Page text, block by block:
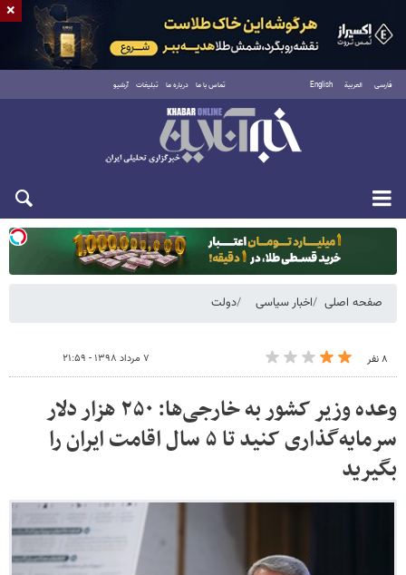
فارسی العربية English تماس با ما درباره ما تبلیغات آرشیو
یکشنبه ۱۸ مرداد ۱۴۰۵
صفحه اصلی اخبار سیاسی دولت
۸ نفر ۷ مرداد ۱۳۹۸ - ۲۱:۵۹
وعده وزیر کشور به خارجی‌ها: ۲۵۰ هزار دلار
سرمایه‌گذاری کنید تا ۵ سال اقامت ایران را
بگیرید
×